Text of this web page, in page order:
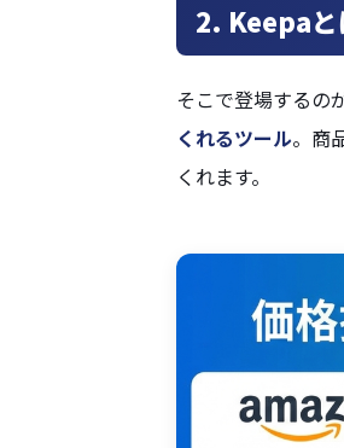
2. Keepaと
そこで登場するの
くれるツール。商
くれます。